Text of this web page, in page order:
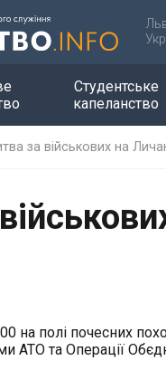
Студентське
капеланство
за військових на
на полі почесних
АТО та Операції